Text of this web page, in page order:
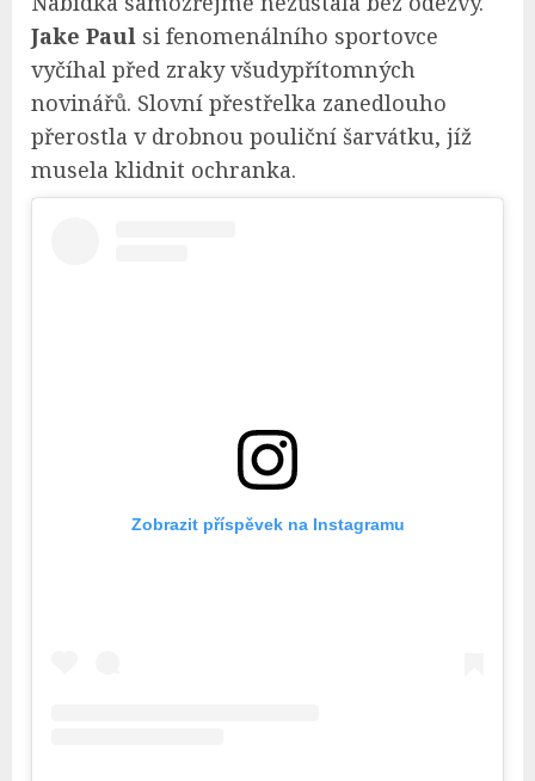
Jake Paul si fenomenálního sportovce
vyčíhal před zraky všudypřítomných
novinářů. Slovní přestřelka zanedlouho
přerostla v drobnou pouliční šarvátku, jíž
musela klidnit ochranka.
Zobrazit příspěvek na Instagramu